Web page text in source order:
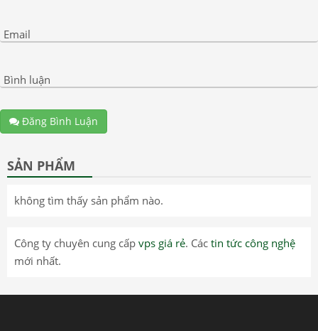
Email
Bình luận
Đăng Bình Luận
SẢN PHẨM
không tìm thấy sản phẩm nào.
Công ty chuyên cung cấp vps giá rẻ. Các tin tức công nghệ
mới nhất.